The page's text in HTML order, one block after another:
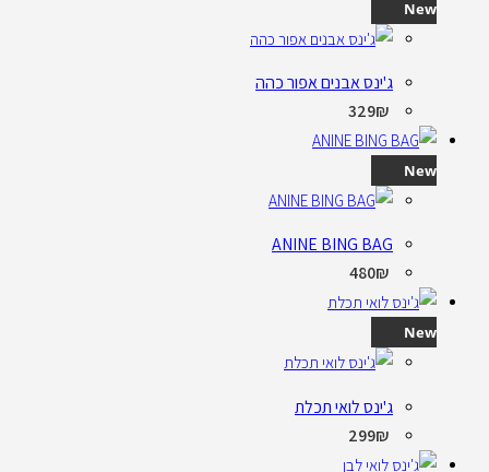
New
ג'ינס אבנים אפור כהה
329₪
New
ANINE BING BAG
480₪
New
ג'ינס לואי תכלת
299₪